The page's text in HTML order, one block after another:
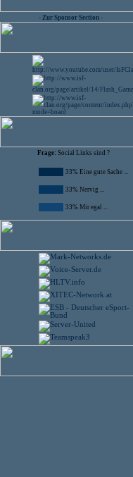
- Zur Sponsor Section -
Frage: Social Links sind ?
33% Eine gute Sache ...
33% Nervig ...
33% Mir egal ...